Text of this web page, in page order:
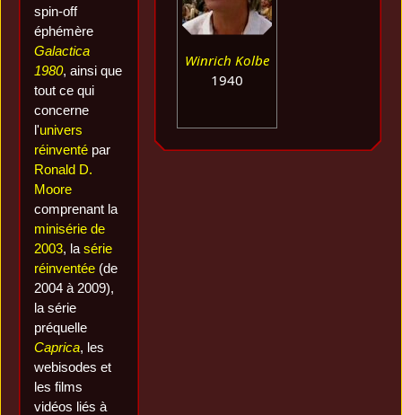
spin-off
éphémère
Galactica
1980, ainsi que
tout ce qui
concerne
l'univers
réinventé par
Ronald D.
Moore
comprenant la
minisérie de
2003, lasérie
réinventée (de
2004 à 2009),
la série
préquelle
Caprica, les
webisodes et
les films
vidéos liés à
Winrich Kolbe
1940